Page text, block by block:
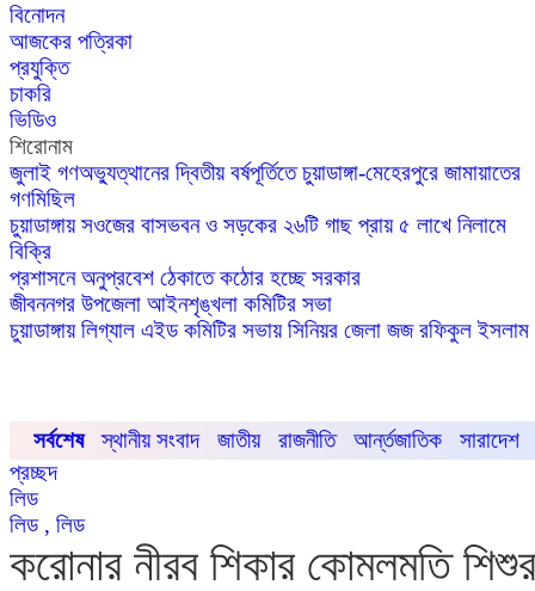
বিনোদন
আজকের পত্রিকা
প্রযুক্তি
চাকরি
ভিডিও
শিরোনাম
জুলাই গণঅভ্যুত্থানের দ্বিতীয় বর্ষপূর্তিতে চুয়াডাঙ্গা-মেহেরপুরে জামায়াতের
গণমিছিল
চুয়াডাঙ্গায় সওজের বাসভবন ও সড়কের ২৬টি গাছ প্রায় ৫ লাখে নিলামে
বিক্রি
প্রশাসনে অনুপ্রবেশ ঠেকাতে কঠোর হচ্ছে সরকার
জীবননগর উপজেলা আইনশৃঙ্খলা কমিটির সভা
চুয়াডাঙ্গায় লিগ্যাল এইড কমিটির সভায় সিনিয়র জেলা জজ রফিকুল ইসলাম
সর্বশেষ স্থানীয় সংবাদ জাতীয় রাজনীতি আর্ন্তজাতিক
সারাদেশ
প্রচ্ছদ
লিড
লিড , লিড
করোনার নীরব শিকার কোমলমতি